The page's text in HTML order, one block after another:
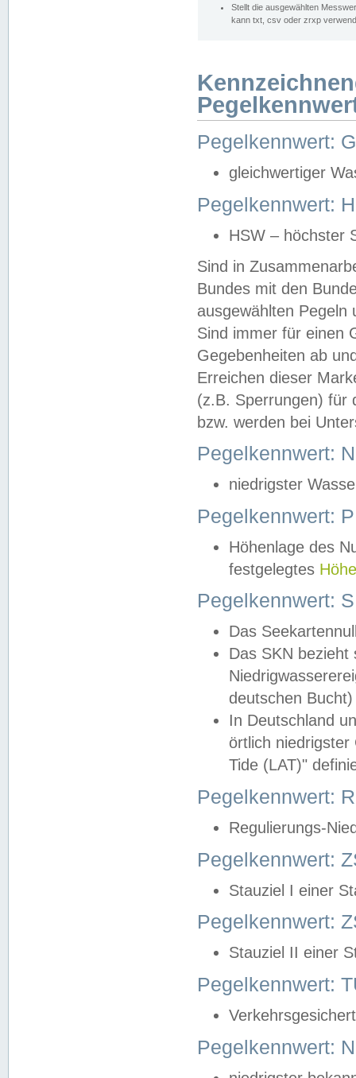
Stellt die ausgewählten
kann txt, csv oder zrxp
Pegelkennwert:
gleichwertiger
Pegelkennwert:
HSW – höchster
Sind in
Bundes mit den
ausgewählten
Sind immer für einen
Gegebenheiten ab
Erreichen dieser
(z.B. Sperrungen) für
bzw. werden bei
Pegelkennwert:
niedrigster
Pegelkennwert:
Höhenlage des
festgelegtes
Pegelkennwert:
Das
Das SKN
deutschen
In Deutschland
örtlich
Tide (LAT)"
Pegelkennwert:
Regulierungs-
Pegelkennwert:
Stauziel I einer
Pegelkennwert:
Stauziel II einer
Pegelkennwert:
Pegelkennwert: